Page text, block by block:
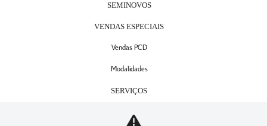
SEMINOVOS
VENDAS ESPECIAIS
Vendas PCD
Modalidades
SERVIÇOS